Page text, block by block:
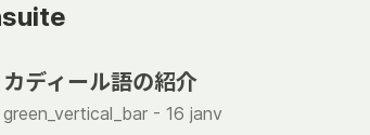
カディール語の紹介
green_vertical_bar - 16 janv